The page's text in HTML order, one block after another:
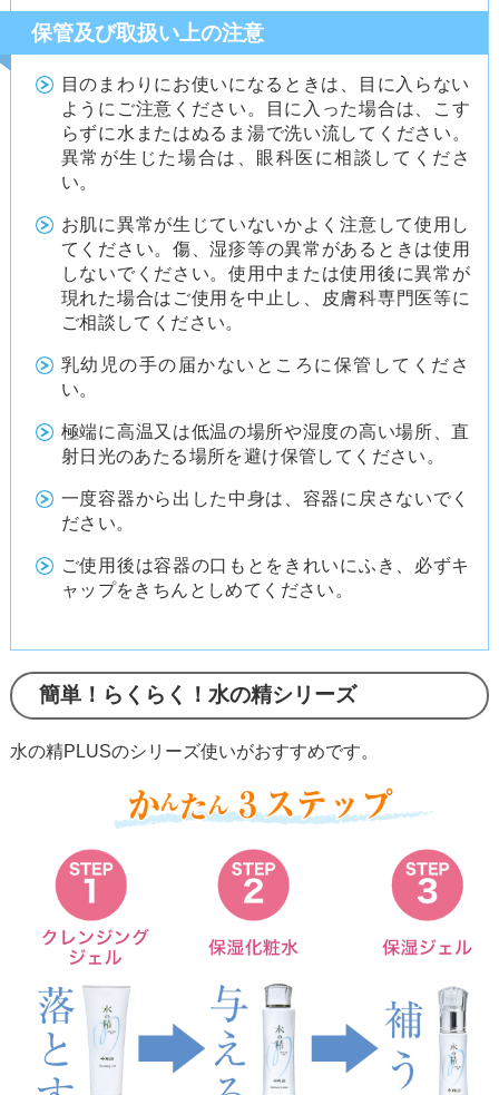
保管及び取扱い上の注意
目のまわりにお使いになるときは、目に入らない
ようにご注意ください。目に入った場合は、こす
らずに水またはぬるま湯で洗い流してください。
異常が生じた場合は、眼科医に相談してくださ
い。
お肌に異常が生じていないかよく注意して使用し
てください。傷、湿疹等の異常があるときは使用
しないでください。使用中または使用後に異常が
現れた場合はご使用を中止し、皮膚科専門医等に
ご相談してください。
乳幼児の手の届かないところに保管してくださ
い。
極端に高温又は低温の場所や湿度の高い場所、直
射日光のあたる場所を避け保管してください。
一度容器から出した中身は、容器に戻さないでく
ださい。
ご使用後は容器の口もとをきれいにふき、必ずキ
ャップをきちんとしめてください。
簡単！らくらく！水の精シリーズ
水の精PLUSのシリーズ使いがおすすめです。